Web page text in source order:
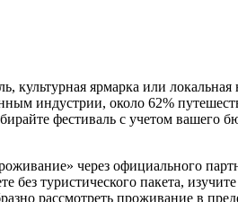
ярмарка или
индустрии, около 62%
фестиваль с учетом вашего
через официального
туристического пакета,
рассмотреть проживание в